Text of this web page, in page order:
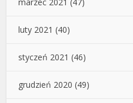
marzec 2021 (47)
luty 2021 (40)
styczeń 2021 (46)
grudzień 2020 (49)